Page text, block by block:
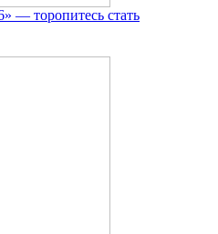
— торопитесь стать